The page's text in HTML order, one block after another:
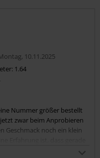
10.11.2025
1.64
Nummer größer bestellt
zwar beim Anprobieren
Geschmack noch ein klein
eingehen beim